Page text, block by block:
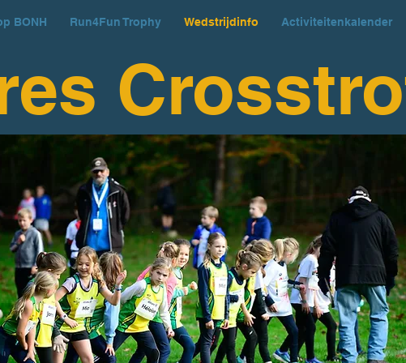
BONH Run4Fun Trophy Wedstrijdinfo Activiteitenkalender